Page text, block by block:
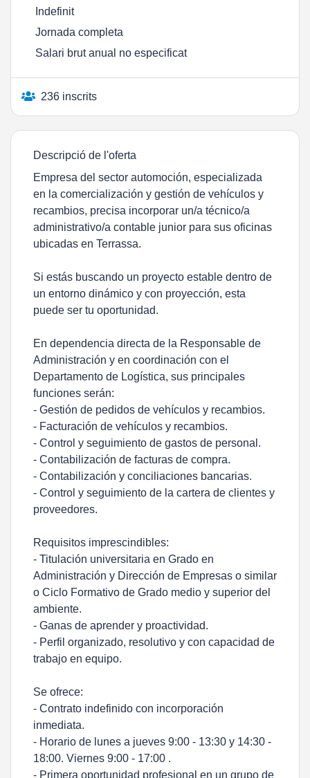
Indefinit
Jornada completa
Salari brut anual no especificat
236 inscrits
Descripció de l'oferta
Empresa del sector automoción, especializada
en la comercialización y gestión de vehículos y
recambios, precisa incorporar un/a técnico/a
administrativo/a contable junior para sus oficinas
ubicadas en Terrassa.
Si estás buscando un proyecto estable dentro de
un entorno dinámico y con proyección, esta
puede ser tu oportunidad.
En dependencia directa de la Responsable de
Administración y en coordinación con el
Departamento de Logística, sus principales
funciones serán:
- Gestión de pedidos de vehículos y recambios.
- Facturación de vehículos y recambios.
- Control y seguimiento de gastos de personal.
- Contabilización de facturas de compra.
- Contabilización y conciliaciones bancarias.
- Control y seguimiento de la cartera de clientes y
proveedores.
Requisitos imprescindibles:
- Titulación universitaria en Grado en
Administración y Dirección de Empresas o similar
o Ciclo Formativo de Grado medio y superior del
ambiente.
- Ganas de aprender y proactividad.
- Perfil organizado, resolutivo y con capacidad de
trabajo en equipo.
Se ofrece:
- Contrato indefinido con incorporación
inmediata.
- Horario de lunes a jueves 9:00 - 13:30 y 14:30 -
18:00. Viernes 9:00 - 17:00 .
- Primera oportunidad profesional en un grupo de